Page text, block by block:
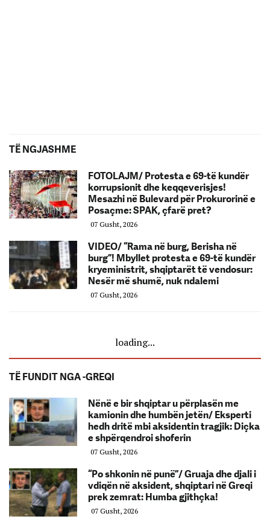
TË NGJASHME
FOTOLAJM/ Protesta e 69-të kundër
korrupsionit dhe keqqeverisjes!
Mesazhi në Bulevard për Prokurorinë e
Posaçme: SPAK, çfarë pret?
07 Gusht, 2026
VIDEO/ “Rama në burg, Berisha në
burg”! Mbyllet protesta e 69-të kundër
kryeministrit, shqiptarët të vendosur:
Nesër më shumë, nuk ndalemi
07 Gusht, 2026
loading...
TË FUNDIT NGA -GREQI
Nënë e bir shqiptar u përplasën me
kamionin dhe humbën jetën/ Eksperti
hedh dritë mbi aksidentin tragjik: Diçka
e shpërqendroi shoferin
07 Gusht, 2026
“Po shkonin në punë”/ Gruaja dhe djali i
vdiqën në aksident, shqiptari në Greqi
prek zemrat: Humba gjithçka!
07 Gusht, 2026